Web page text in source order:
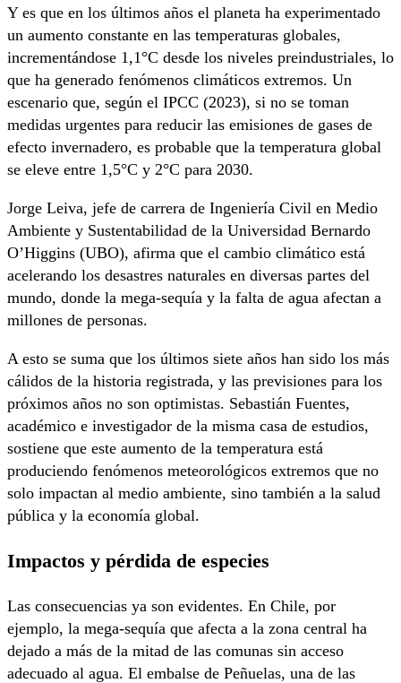
Y es que en los últimos años el planeta ha experimentado
un aumento constante en las temperaturas globales,
incrementándose 1,1°C desde los niveles preindustriales, lo
que ha generado fenómenos climáticos extremos. Un
escenario que, según el IPCC (2023), si no se toman
medidas urgentes para reducir las emisiones de gases de
efecto invernadero, es probable que la temperatura global
se eleve entre 1,5°C y 2°C para 2030.
Jorge Leiva, jefe de carrera de Ingeniería Civil en Medio
Ambiente y Sustentabilidad de la Universidad Bernardo
O’Higgins (UBO), afirma que el cambio climático está
acelerando los desastres naturales en diversas partes del
mundo, donde la mega-sequía y la falta de agua afectan a
millones de personas.
A esto se suma que los últimos siete años han sido los más
cálidos de la historia registrada, y las previsiones para los
próximos años no son optimistas. Sebastián Fuentes,
académico e investigador de la misma casa de estudios,
sostiene que este aumento de la temperatura está
produciendo fenómenos meteorológicos extremos que no
solo impactan al medio ambiente, sino también a la salud
pública y la economía global.
Impactos y pérdida de especies
Las consecuencias ya son evidentes. En Chile, por
ejemplo, la mega-sequía que afecta a la zona central ha
dejado a más de la mitad de las comunas sin acceso
adecuado al agua. El embalse de Peñuelas, una de las